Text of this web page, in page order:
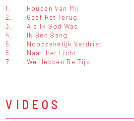
1. Houden Van Mij
2.
Geef Het Terug
3.
Als Ik God Was
4.
Ik Ben Bang
5.
Noodzakelijk Verdriet
6.
Naar Het Licht
7.
We Hebben De Tijd
VIDEOS